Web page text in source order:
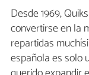
Desde 1969,
convertirse en la
repartidas
española es solo